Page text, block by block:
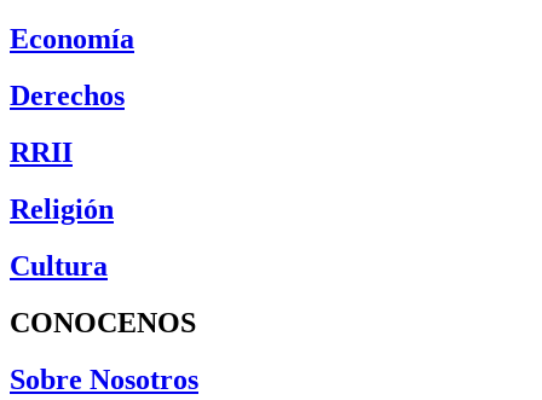
Economía
Derechos
RRII
Religión
Cultura
CONOCENOS
Sobre Nosotros